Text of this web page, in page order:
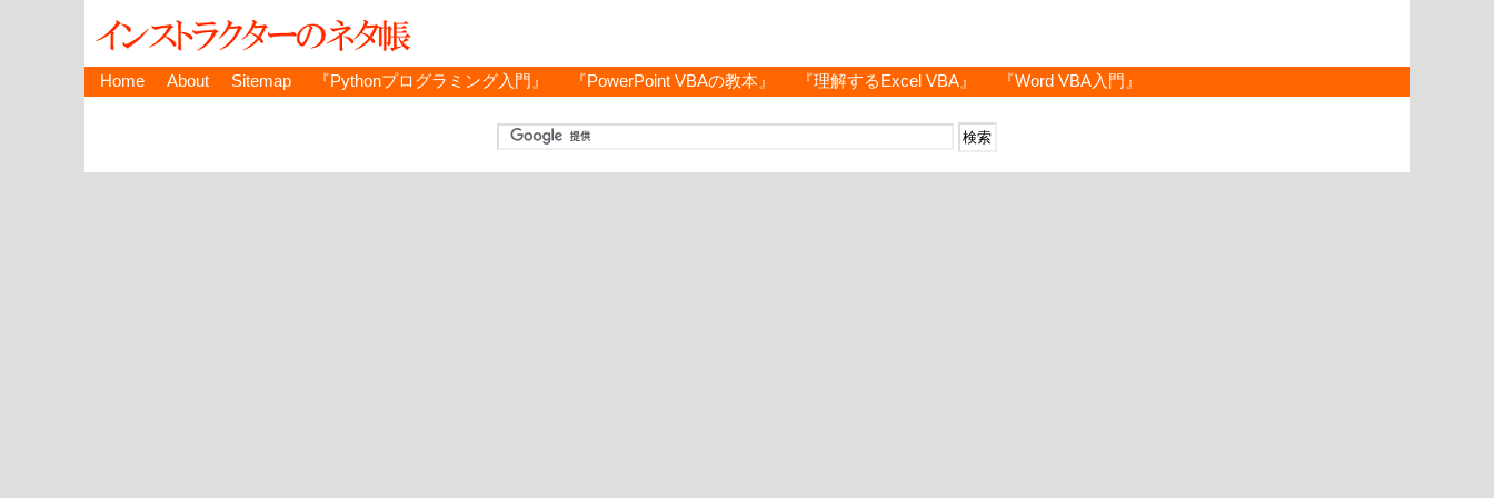
Home About Sitemap 『Pythonプログラミング入門』 『PowerPoint VBAの教本』 『理解するExcel VBA』 『Word VBA入門』